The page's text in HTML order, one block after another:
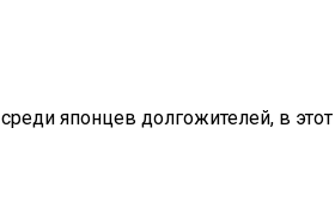
японцев долгожителей, в этот